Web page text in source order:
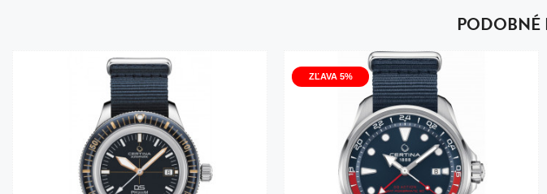
PODOBNÉ
ZĽAVA 5%